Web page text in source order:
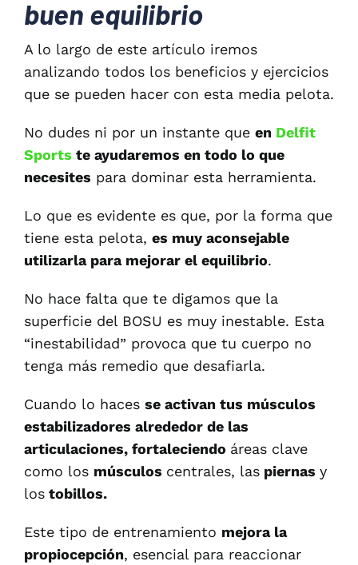
buen equilibrio
A lo largo de este artículo iremos
analizando todos los beneficios y ejercicios
que se pueden hacer con esta media pelota.
No dudes ni por un instante que en Delfit
Sports te ayudaremos en todo lo que
necesites para dominar esta herramienta.
Lo que es evidente es que, por la forma que
tiene esta pelota, es muy aconsejable
utilizarla para mejorar el equilibrio.
No hace falta que te digamos que la
superficie del BOSU es muy inestable. Esta
“inestabilidad” provoca que tu cuerpo no
tenga más remedio que desafiarla.
Cuando lo haces se activan tus músculos
estabilizadores alrededor de las
articulaciones, fortaleciendo áreas clave
como los músculos centrales, laspiernas y
lostobillos.
Este tipo de entrenamiento mejora la
propiocepción, esencial para reaccionar